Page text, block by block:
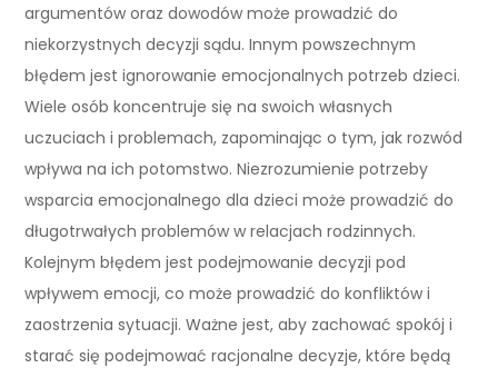
argumentów oraz dowodów może prowadzić do
niekorzystnych decyzji sądu. Innym powszechnym
błędem jest ignorowanie emocjonalnych potrzeb dzieci.
Wiele osób koncentruje się na swoich własnych
uczuciach i problemach, zapominając o tym, jak rozwód
wpływa na ich potomstwo. Niezrozumienie potrzeby
wsparcia emocjonalnego dla dzieci może prowadzić do
długotrwałych problemów w relacjach rodzinnych.
Kolejnym błędem jest podejmowanie decyzji pod
wpływem emocji, co może prowadzić do konfliktów i
zaostrzenia sytuacji. Ważne jest, aby zachować spokój i
starać się podejmować racjonalne decyzje, które będą